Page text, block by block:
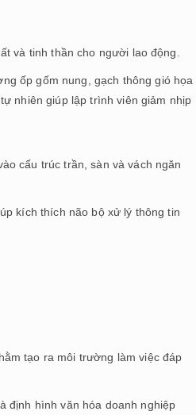
và tinh thần cho người lao động.
ốp gốm nung, gạch thông gió họa
nhiên giúp lập trình viên giảm nhịp
cấu trúc trần, sàn và vách ngăn
kích thích não bộ xử lý thông tin
tạo ra môi trường làm việc đáp
định hình văn hóa doanh nghiệp